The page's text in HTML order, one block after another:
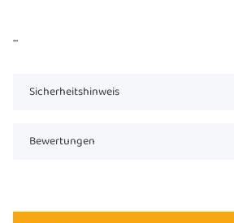
...
Sicherheitshinweis
Bewertungen